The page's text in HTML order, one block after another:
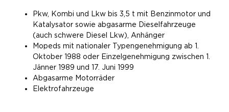
Pkw, Kombi und Lkw bis 3,5 t mit Benzinmotor und
Katalysator sowie abgasarme Dieselfahrzeuge
(auch schwere Diesel Lkw), Anhänger
Mopeds mit nationaler Typengenehmigung ab 1.
Oktober 1988 oder Einzelgenehmigung zwischen 1.
Jänner 1989 und 17. Juni 1999
Abgasarme Motorräder
Elektrofahrzeuge